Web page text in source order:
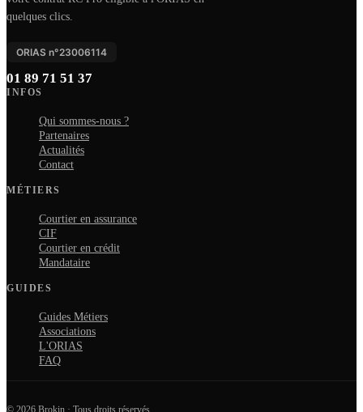
quelques clics.
ORIAS n°23006114
01 89 71 51 37
INFOS
Qui sommes-nous ?
Partenaires
Actualités
Contact
MÉTIERS
Courtier en assurance
CIF
Courtier en crédit
Mandataire
GUIDES
Guides Métiers
Associations
L'ORIAS
FAQ
© 2026 Brokin · Tous droits réservés